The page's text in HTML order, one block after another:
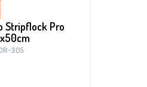
Stripflock Pro
305